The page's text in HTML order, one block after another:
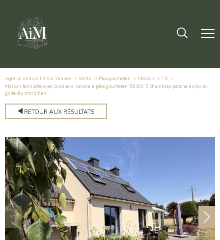
Agence immobilière à Vannes Vente Plougoumelen Maison
T6
maison familiale avec piscine a vendre a plougoumelen 56400 5 chambres proche auray et
golfe du morbihan
RETOUR AUX RÉSULTATS